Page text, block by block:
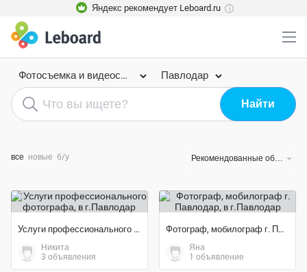
Яндекс рекомендует Leboard.ru i
Фотосъемка и видеосъемка Павлодар
все новые б/у Рекомендованные объявления
Услуги профессионального фотографа
Никита
3 объявления
Фотограф, мобилограф г. Павлодар
Яна
1 объявление